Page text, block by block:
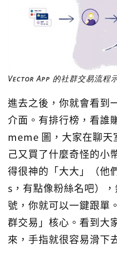
Vector App 的社群交易流程
進去之後，你就會看到
介面。有排行榜，看誰
meme 圖，大家在聊天
己又買了什麼奇怪的小
得很神的「大大」（他
s，有點像粉絲名吧）
號，你就可以一鍵跟單
群交易」核心。看到大
來，手指就很容易滑下